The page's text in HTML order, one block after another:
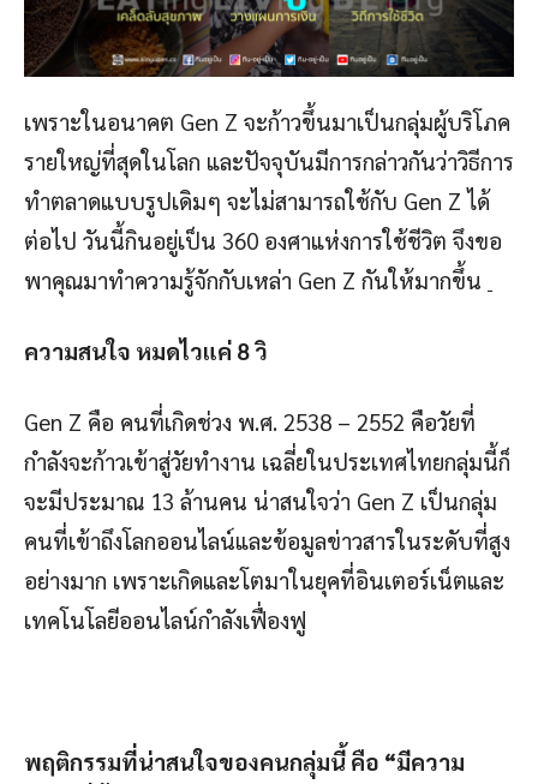
เพราะในอนาคต Gen Z จะก้าวขึ้นมาเป็นกลุ่มผู้บริโภค
รายใหญ่ที่สุดในโลก และปัจจุบันมีการกล่าวกันว่าวิธีการ
ทำตลาดแบบรูปเดิมๆ จะไม่สามารถใช้กับ Gen Z ได้
ต่อไป วันนี้กินอยู่เป็น 360 องศาแห่งการใช้ชีวิต จึงขอ
พาคุณมาทำความรู้จักกับเหล่า Gen Z กันให้มากขึ้น
ความสนใจ หมดไวแค่ 8 วิ
Gen Z คือ คนที่เกิดช่วง พ.ศ. 2538 – 2552 คือวัยที่
กำลังจะก้าวเข้าสู่วัยทำงาน เฉลี่ยในประเทศไทยกลุ่มนี้ก็
จะมีประมาณ 13 ล้านคน น่าสนใจว่า Gen Z เป็นกลุ่ม
คนที่เข้าถึงโลกออนไลน์และข้อมูลข่าวสารในระดับที่สูง
อย่างมาก เพราะเกิดและโตมาในยุคที่อินเตอร์เน็ตและ
เทคโนโลยีออนไลน์กำลังเฟื่องฟู
พฤติกรรมที่น่าสนใจของคนกลุ่มนี้ คือ “มีความ